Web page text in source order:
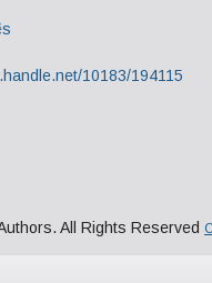
10183/194115
All Rights Reserved